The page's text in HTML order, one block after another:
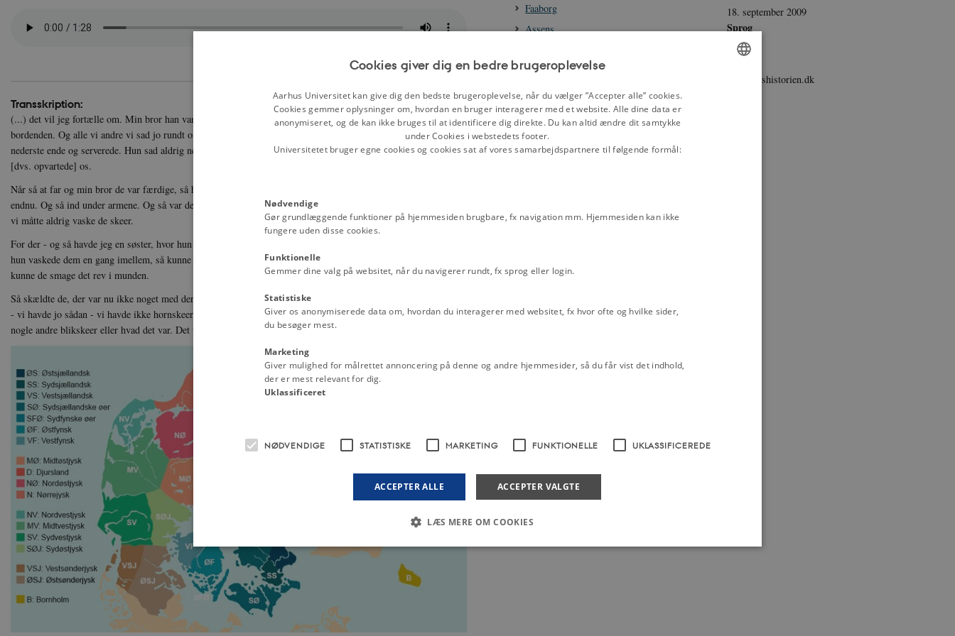
Transskription:
(...) det vil jeg fortælle om. Min bror han var jo så førstekarl på gården og min far jo, og de sad jo oppe for
bordenden. Og alle vi andre vi sad jo rundt om om væggene jo på bænken. Min mor stod for - nede ved den
nederste ende og serverede. Hun sad aldrig ned. Hun stod og øste op af gryden på komfyren, og så passede
[dvs. opvartede] os.
Når så at far og min bror de var færdige, så havde de en hornske, og den slikkede de af, sådan [at] jeg ser det
endnu. Og så ind under armene. Og så var der to kroge oppe i loftet ved bjælken, og der satte de deres skeer. Og
vi måtte aldrig vaske de skeer.
For der - og så havde jeg en søster, hvor hun var gal hun sagde (...) "svineri", og hun kunne jo ikke tage det. Og
hun vaskede dem en gang imellem, så kunne de smage det, for så var hornskeerne blevet lidt, lidt rubbet, og så
kunne de smage det rev i munden.
Så skældte de, der var nu ikke noget med deres skeer, ih, og tænke sig, tænke sig, sikken ja. Vi andre vi havde
- vi havde jo sådan - vi havde ikke hornskeer, de smagte så fælt, vi kunne ikke lide det. Men så har vi vist haft
nogle andre blikskeer eller hvad det var. Det var bestemt ikke sølv. Det lå i skuffen. For der vár sølv (...)
Faaborg
Assens
Herrested
Kerteminde
Middelfart
Nyborg
Odense
det Sydfynske Øhav
drikke
18. september 2009
Sprog
Dansk
Udgiver
danmarkshistorien.dk
Cookies giver dig en bedre brugeroplevelse
Aarhus Universitet kan give dig den bedste brugeroplevelse, når du vælger ”Accepter alle” cookies.
Cookies gemmer oplysninger om, hvordan en bruger interagerer med et website. Alle dine data er
anonymiseret, og de kan ikke bruges til at identificere dig direkte. Du kan altid ændre dit samtykke
under Cookies i webstedets footer.
Universitetet bruger egne cookies og cookies sat af vores samarbejdspartnere til følgende formål:
Nødvendige
Gør grundlæggende funktioner på hjemmesiden brugbare, fx navigation mm. Hjemmesiden kan ikke
fungere uden disse cookies.
Funktionelle
Gemmer dine valg på websitet, når du navigerer rundt, fx sprog eller login.
Statistiske
Giver os anonymiserede data om, hvordan du interagerer med websitet, fx hvor ofte og hvilke sider,
du besøger mest.
Marketing
Giver mulighed for målrettet annoncering på denne og andre hjemmesider, så du får vist det indhold,
der er mest relevant for dig.
Uklassificeret
NØDVENDIGE STATISTISKE MARKETING FUNKTIONELLE UKLASSIFICEREDE
ACCEPTER ALLE ACCEPTER VALGTE
LÆS MERE OM COOKIES
Statistiske
Nødvendige cookies hjælper med at gøre hjemmesiden brugbar ved at aktivere nogle grundlæggende funktioner som navigation mm.
Hjemmesiden kan ikke fungerer uden disse cookies.
Navn
Udbyder / Domæne